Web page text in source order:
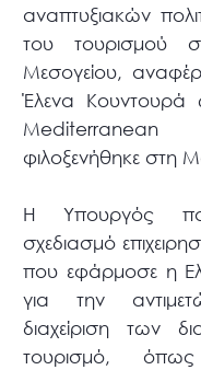
αναπτυξιακών
του τουρισμού
Μεσογείου,
Έλενα Κουντουρά
φιλοξενήθηκε στη
H Υπουργός
σχεδιασμό
που εφάρμοσε η
για την
διαχείριση των
τουρισμό,